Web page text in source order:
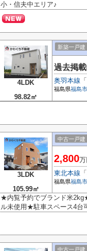
小・信夫中エリア♪
4LDK
98.82㎡
新築一戸建
過去掲
奥羽本線 「
福島県福島市
3LDK
105.99㎡
中古一戸建
2,800万
東北本線 「
福島県福島市
★内覧予約でブランド米
ル未使用★駐車スペース4
中古一戸建